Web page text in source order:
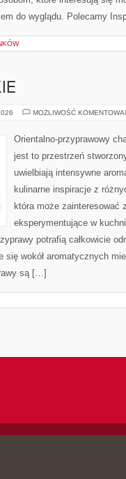
do wyglądu. Polecamy
MOŻLIWOŚĆ
Orientalno-przyprawowy
jest to przestrzeń
uwielbiają intensywne
kulinarne inspiracje z
która może zainteresować
eksperymentujące w
potrafią całkowicie
się wokół aromatycznych
są […]